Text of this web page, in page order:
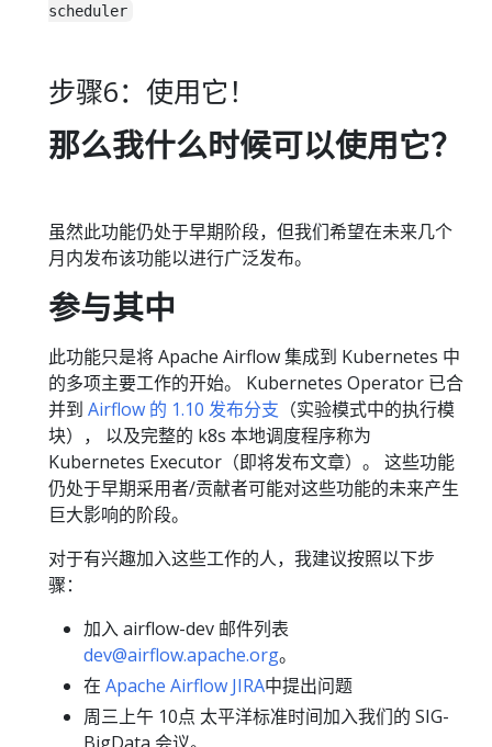
scheduler
步骤6：使用它！
那么我什么时候可以使用它？
虽然此功能仍处于早期阶段，但我们希望在未来几个
月内发布该功能以进行广泛发布。
参与其中
此功能只是将 Apache Airflow 集成到 Kubernetes 中
的多项主要工作的开始。 Kubernetes Operator 已合
并到 Airflow 的 1.10 发布分支 （实验模式中的执行模
块）， 以及完整的 k8s 本地调度程序称为
Kubernetes Executor（即将发布文章）。 这些功能
仍处于早期采用者/贡献者可能对这些功能的未来产生
巨大影响的阶段。
对于有兴趣加入这些工作的人，我建议按照以下步
骤：
加入 airflow-dev 邮件列表
dev@airflow.apache.org。
在 Apache Airflow JIRA中提出问题
周三上午 10点 太平洋标准时间加入我们的 SIG-